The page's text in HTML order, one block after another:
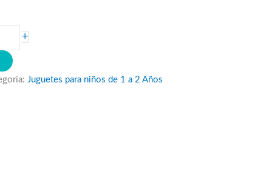
+
Juguetes para niños de 1 a 2 Años